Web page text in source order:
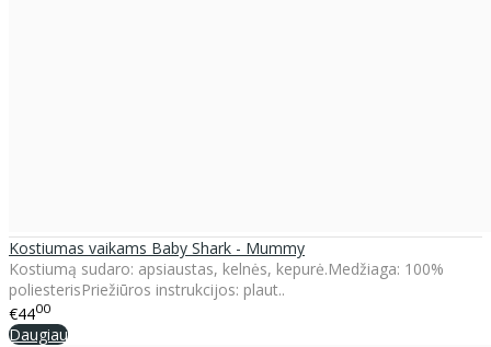
Kostiumas vaikams Baby Shark - Mummy
Kostiumą sudaro: apsiaustas, kelnės, kepurė.Medžiaga: 100%
poliesterisPriežiūros instrukcijos: plaut..
€4400
Daugiau